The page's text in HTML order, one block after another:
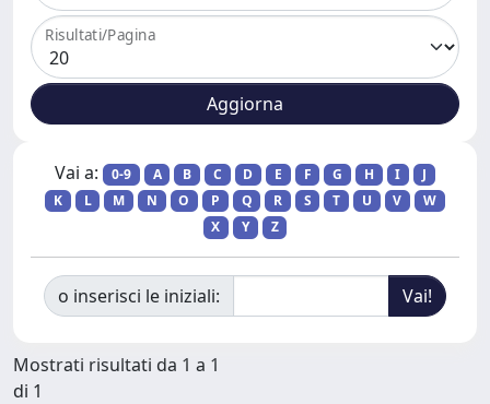
Risultati/Pagina
Vai a: 0-9 A B C D E F G H I
J
K
L M N O P Q R S T U V
W
X
Y Z
o inserisci le iniziali:
Mostrati risultati da 1 a 1
di 1